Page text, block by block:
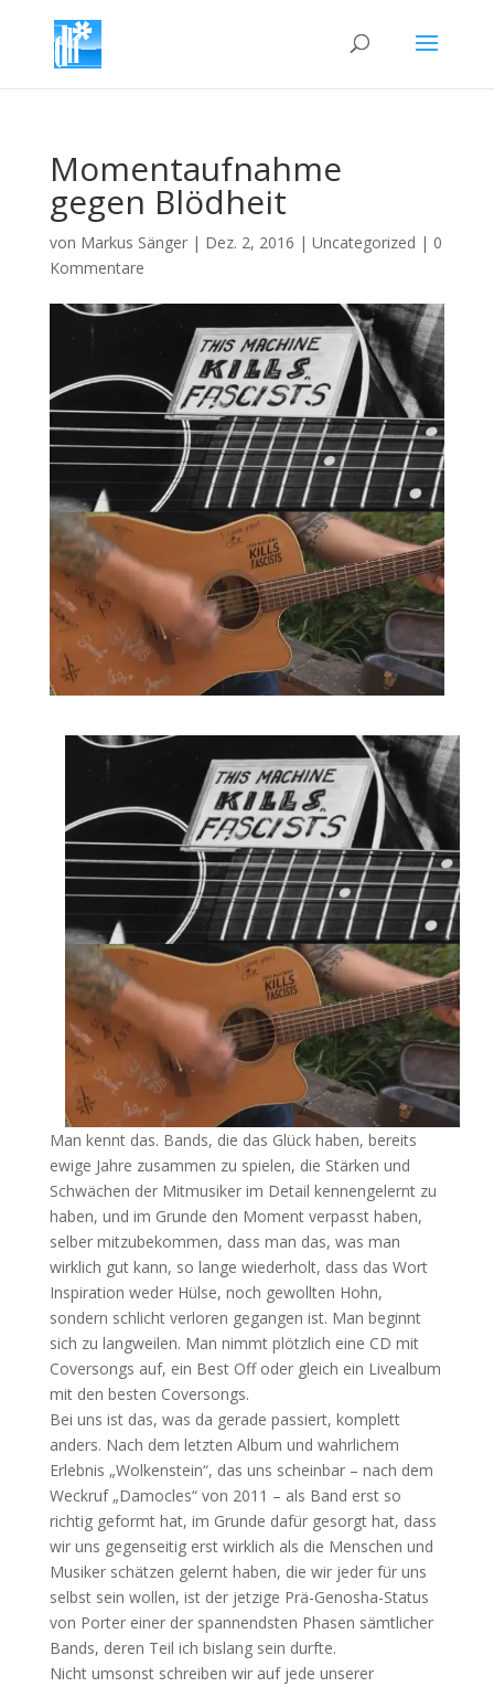
Momentaufnahme
gegen Blödheit
von Markus Sänger| Dez. 2, 2016 | Uncategorized | 0
Kommentare
Man kennt das. Bands, die das Glück haben, bereits
ewige Jahre zusammen zu spielen, die Stärken und
Schwächen der Mitmusiker im Detail kennengelernt zu
haben, und im Grunde den Moment verpasst haben,
selber mitzubekommen, dass man das, was man
wirklich gut kann, so lange wiederholt, dass das Wort
Inspiration weder Hülse, noch gewollten Hohn,
sondern schlicht verloren gegangen ist. Man beginnt
sich zu langweilen. Man nimmt plötzlich eine CD mit
Coversongs auf, ein Best Off oder gleich ein Livealbum
mit den besten Coversongs.
Bei uns ist das, was da gerade passiert, komplett
anders. Nach dem letzten Album und wahrlichem
Erlebnis „Wolkenstein“, das uns scheinbar – nach dem
Weckruf „Damocles“ von 2011 – als Band erst so
richtig geformt hat, im Grunde dafür gesorgt hat, dass
wir uns gegenseitig erst wirklich als die Menschen und
Musiker schätzen gelernt haben, die wir jeder für uns
selbst sein wollen, ist der jetzige Prä-Genosha-Status
von Porter einer der spannendsten Phasen sämtlicher
Bands, deren Teil ich bislang sein durfte.
Nicht umsonst schreiben wir auf jede unserer